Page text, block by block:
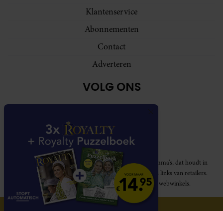
Klantenservice
Abonnementen
Contact
Adverteren
VOLG ONS
Royalty participeert in diverse affiliate marketing programma’s, dat houdt in
dat Royalty commissies ontvangt voor aankopen middels links van retailers.
Deze website wordt niet gesponsord door de genoemde webwinkels.